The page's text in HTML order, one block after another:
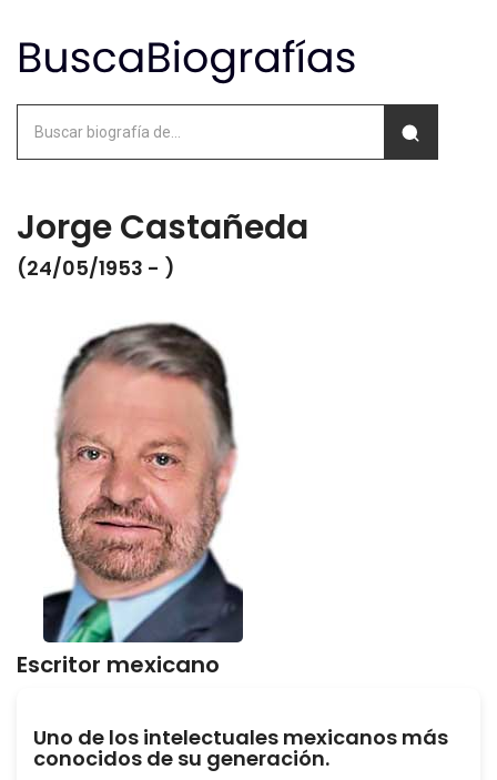
Jorge Castañeda
(24/05/1953 - )
Escritor mexicano
Uno de los intelectuales mexicanos más
conocidos de su generación.